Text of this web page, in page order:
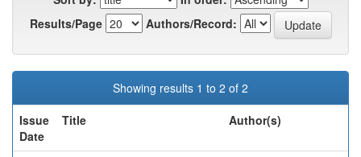
Results/Page
Authors/Record:
Showing results 1 to 2 of 2
Issue
Date
Title Author(s)